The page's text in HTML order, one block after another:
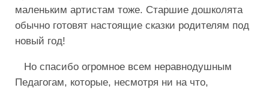
маленьким артистам тоже. Старшие дошколята
обычно готовят настоящие сказки родителям под
новый год!
Но спасибо огромное всем неравнодушным
Педагогам, которые, несмотря ни на что,